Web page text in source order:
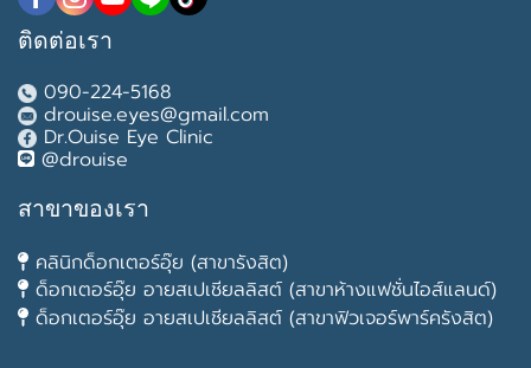
ติดต่อเรา
090-224-5168
drouise.eyes@gmail.com
Dr.Ouise Eye Clinic
@drouise
สาขาของเรา
คลินิกด็อกเตอร์อุ๊ย (สาขารังสิต)
ด็อกเตอร์อุ๊ย อายสเปเชียลลิสต์ (สาขาห้างแฟชั่นไอส์แลนด์)
ด็อกเตอร์อุ๊ย อายสเปเชียลลิสต์ (สาขาฟิวเจอร์พาร์ครังสิต)